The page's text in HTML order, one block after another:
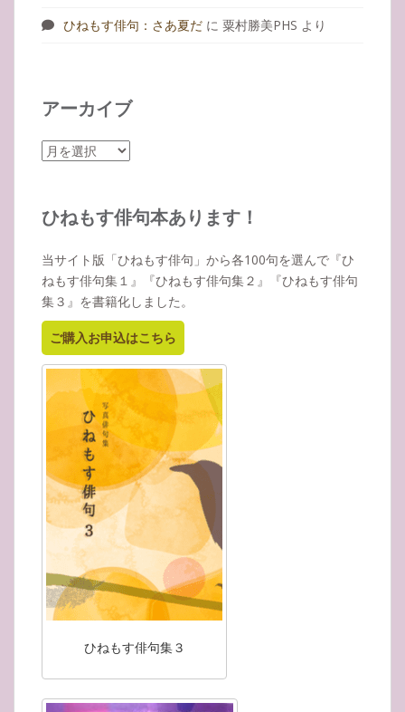
ひねもす俳句：さあ夏だ に 粟村勝美PHS より
アーカイブ
ア
イ
ひねもす俳句本あります！
当サイト版「ひねもす俳句」から各100句を選んで『ひ
ねもす俳句集１』『ひねもす俳句集２』『ひねもす俳句
集３』を書籍化しました。
ご購入お申込はこちら
ひねもす俳句集３